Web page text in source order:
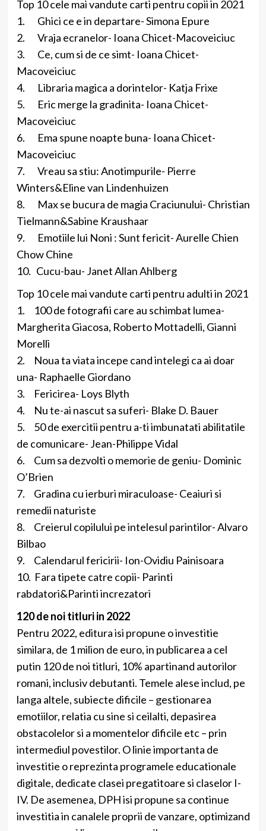
Top 10 cele mai vandute carti pentru copii in 2021
1. Ghici ce e in departare- Simona Epure
2. Vraja ecranelor- Ioana Chicet-Macoveiciuc
3. Ce, cum si de ce simt- Ioana Chicet-
Macoveiciuc
4. Libraria magica a dorintelor- Katja Frixe
5. Eric merge la gradinita- Ioana Chicet-
Macoveiciuc
6. Ema spune noapte buna- Ioana Chicet-
Macoveiciuc
7. Vreau sa stiu: Anotimpurile- Pierre
Winters&Eline van Lindenhuizen
8. Max se bucura de magia Craciunului- Christian
Tielmann&Sabine Kraushaar
9. Emotiile lui Noni : Sunt fericit- Aurelle Chien
Chow Chine
10. Cucu-bau- Janet Allan Ahlberg
Top 10 cele mai vandute carti pentru adulti in 2021
1. 100 de fotografii care au schimbat lumea-
Margherita Giacosa, Roberto Mottadelli, Gianni
Morelli
2. Noua ta viata incepe cand intelegi ca ai doar
una- Raphaelle Giordano
3. Fericirea- Loys Blyth
4. Nu te-ai nascut sa suferi- Blake D. Bauer
5. 50 de exercitii pentru a-ti imbunatati abilitatile
de comunicare- Jean-Philippe Vidal
6. Cum sa dezvolti o memorie de geniu- Dominic
O’Brien
7. Gradina cu ierburi miraculoase- Ceaiuri si
remedii naturiste
8. Creierul copilului pe intelesul parintilor- Alvaro
Bilbao
9. Calendarul fericirii- Ion-Ovidiu Painisoara
10. Fara tipete catre copii- Parinti
rabdatori&Parinti increzatori
120 de noi titluri in 2022
Pentru 2022, editura isi propune o investitie
similara, de 1 milion de euro, in publicarea a cel
putin 120 de noi titluri, 10% apartinand autorilor
romani, inclusiv debutanti. Temele alese includ, pe
langa altele, subiecte dificile – gestionarea
emotiilor, relatia cu sine si ceilalti, depasirea
obstacolelor si a momentelor dificile etc – prin
intermediul povestilor. O linie importanta de
investitie o reprezinta programele educationale
digitale, dedicate clasei pregatitoare si claselor I-
IV. De asemenea, DPH isi propune sa continue
investitia in canalele proprii de vanzare, optimizand